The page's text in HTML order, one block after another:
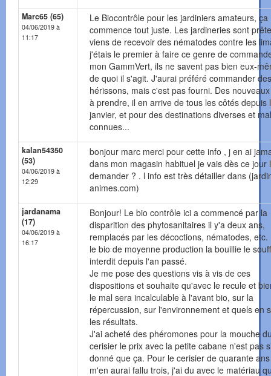
Marc65 (65)
04/06/2019 à
11:17
Le Biocontrôle pour les jardiniers amateurs, ça
commence tout juste. Les jardineries sont
viens de recevoir des nématodes contre les
j'étais le premier à faire ce genre de
mon GammVert, ils ne savent pas bien eux-
de quoi il s'agit. J'aurai préféré commander des
hérissons, mais c'est pas fourni. Des
à prendre, il en arrive de tous les côtés depuis
janvier, et pour des destinations diverses et mal
connues...
kalan54350
(53)
04/06/2019 à
12:29
bonjour marc merci pour cette info , j en ai
dans mon magasin habituel je vais dès ce jour
demander ? . l info est très détailler dans
animes.com)
jardanama
(17)
04/06/2019 à
16:17
Bonjour! Le bio contrôle ici a commencé par la
disparition des phytosanitaires il y'a deux ans,
remplacés par les décoctions, nématodes, etc.
le bio de moyenne production la bouillie le
interdit depuis l'an passé.
Je me pose des questions vis à vis de ces
dispositions et souhaite qu'avec le recule et
le mal sera incalculable à l'avant bio, sur la
répercussion, sur l'environnement et quels en
les résultats.
J'ai acheté des phéromones pour la mouche
cerisier le prix avec la petite cabane n'est pas
donné que ça. Pour le cerisier de quarante
m'en aurai fallu trois, j'ai du avec le matériau